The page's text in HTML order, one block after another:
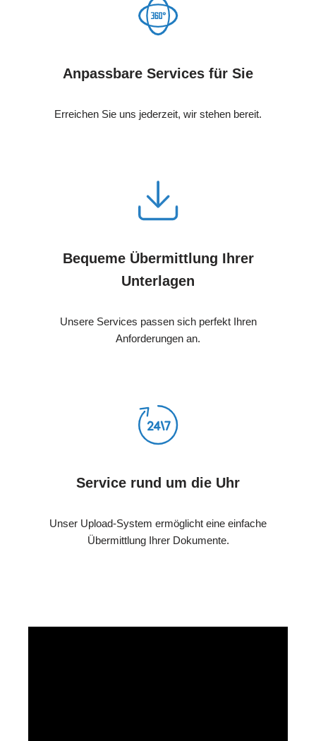
Anpassbare Services für Sie
Erreichen Sie uns jederzeit, wir stehen bereit.
Bequeme Übermittlung Ihrer
Unterlagen
Unsere Services passen sich perfekt Ihren
Anforderungen an.
Service rund um die Uhr
Unser Upload-System ermöglicht eine einfache
Übermittlung Ihrer Dokumente.